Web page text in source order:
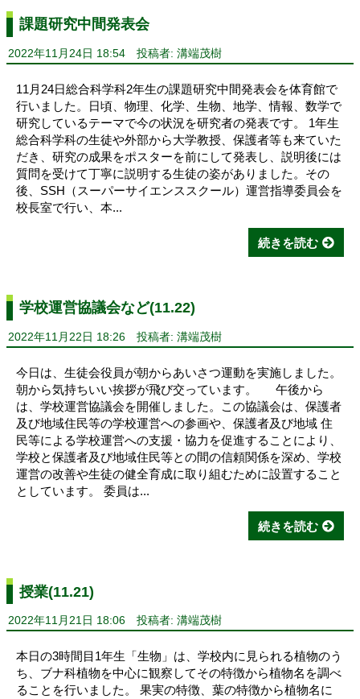
課題研究中間発表会
2022年11月24日 18:54 投稿者: 溝端茂樹
11月24日総合科学科2年生の課題研究中間発表会を体育館で
行いました。日頃、物理、化学、生物、地学、情報、数学で
研究しているテーマで今の状況を研究者の発表です。 1年生
総合科学科の生徒や外部から大学教授、保護者等も来ていた
だき、研究の成果をポスターを前にして発表し、説明後には
質問を受けて丁寧に説明する生徒の姿がありました。その
後、SSH（スーパーサイエンススクール）運営指導委員会を
校長室で行い、本...
続きを読む
学校運営協議会など(11.22)
2022年11月22日 18:26 投稿者: 溝端茂樹
今日は、生徒会役員が朝からあいさつ運動を実施しました。
朝から気持ちいい挨拶が飛び交っています。 午後から
は、学校運営協議会を開催しました。この協議会は、保護者
及び地域住民等の学校運営への参画や、保護者及び地域 住
民等による学校運営への支援・協力を促進することにより、
学校と保護者及び地域住民等との間の信頼関係を深め、学校
運営の改善や生徒の健全育成に取り組むために設置すること
としています。 委員は...
続きを読む
授業(11.21)
2022年11月21日 18:06 投稿者: 溝端茂樹
本日の3時間目1年生「生物」は、学校内に見られる植物のう
ち、ブナ科植物を中心に観察してその特徴から植物名を調べ
ることを行いました。 果実の特徴、葉の特徴から植物名に